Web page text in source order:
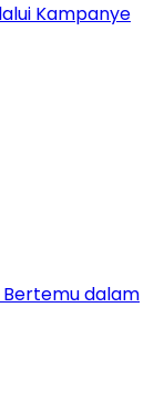
Kampanye
Bertemu dalam